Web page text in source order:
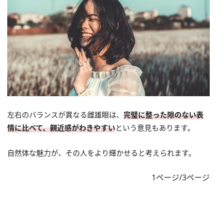
左右のバランスが異なる雌雄眼は、 完璧に整った隙のない表
情に比べて、親近感がわきやすいという意見もあります。
自然体な魅力が、その人をより輝かせると考えられます。
1ページ/3ページ